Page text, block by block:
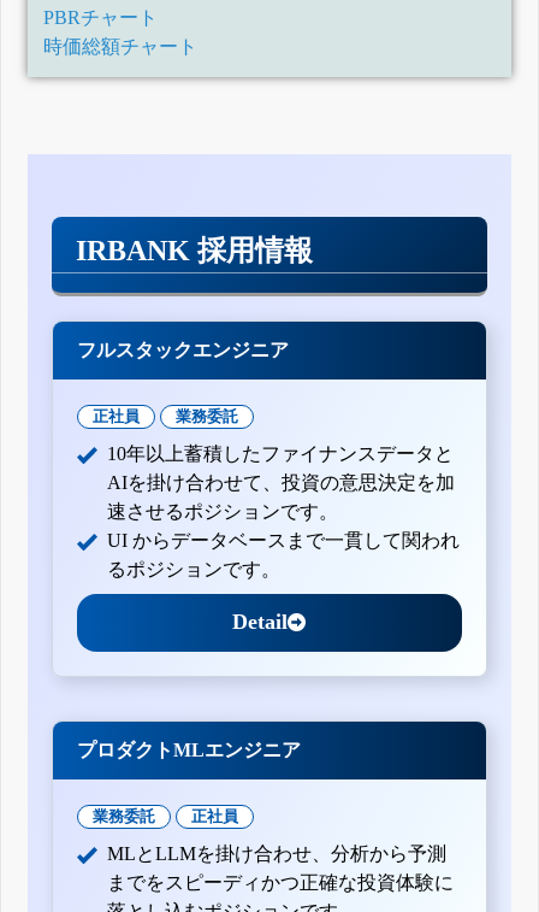
PBRチャート
時価総額チャート
IRBANK 採用情報
フルスタックエンジニア
正社員 業務委託
10年以上蓄積したファイナンスデータと
AIを掛け合わせて、投資の意思決定を加
速させるポジションです。
UI からデータベースまで一貫して関われ
るポジションです。
Detail
プロダクトMLエンジニア
業務委託 正社員
MLとLLMを掛け合わせ、分析から予測
までをスピーディかつ正確な投資体験に